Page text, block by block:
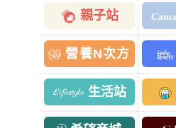
親子站
營養N次方
生活站